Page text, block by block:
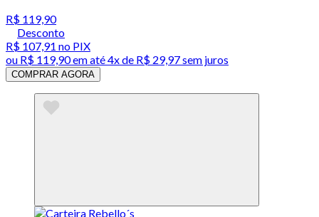
R$ 119,90
Desconto
R$ 107,91 no PIX
ou R$ 119,90em até4x de R$ 29,97 sem juros
COMPRAR AGORA